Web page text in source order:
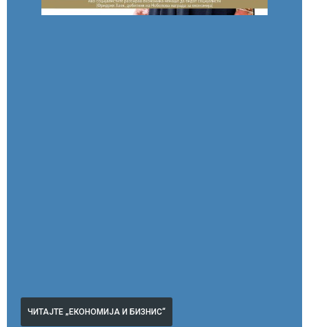
ЧИТАЈТЕ „ЕКОНОМИЈА И БИЗНИС“